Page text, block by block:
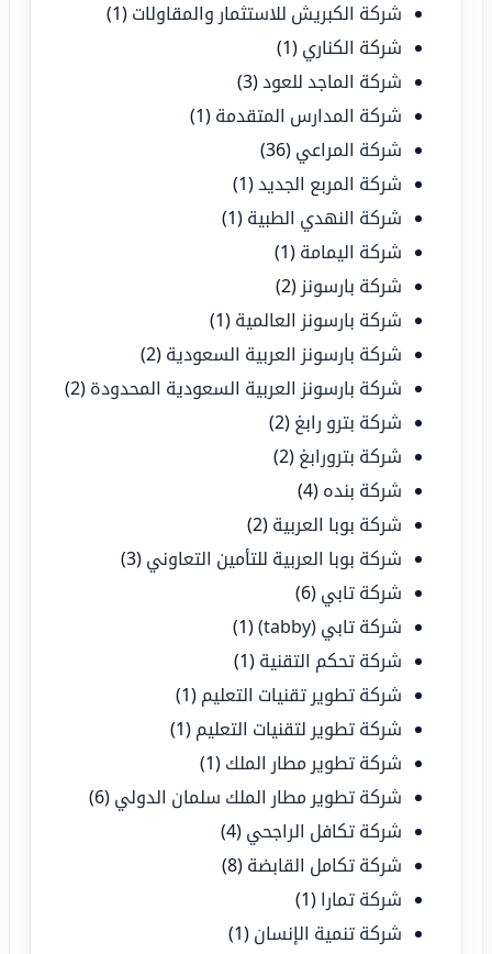
شركة الكبريش للاستثمار والمقاولات (1)
شركة الكناري (1)
شركة الماجد للعود(3)
شركة المدارس المتقدمة (1)
شركة المراعي (36)
شركة المربع الجديد(1)
شركة النهدي الطبية (1)
شركة اليمامة (1)
شركة بارسونز (2)
شركة بارسونز العالمية (1)
شركة بارسونز العربية السعودية (2)
شركة بارسونز العربية السعودية المحدودة (2)
شركة بترو رابغ (2)
شركة بترورابغ (2)
شركة بنده (4)
شركة بوبا العربية (2)
شركة بوبا العربية للتأمين التعاوني (3)
شركة تابي (6)
شركة تابي (tabby)
(1)
شركة تحكم التقنية (1)
شركة تطوير تقنيات التعليم (1)
شركة تطوير لتقنيات التعليم (1)
شركة تطوير مطار الملك (1)
شركة تطوير مطار الملك سلمان الدولي (6)
شركة تكافل الراجحي (4)
شركة تكامل القابضة (8)
شركة تمارا (1)
شركة تنمية الإنسان (1)